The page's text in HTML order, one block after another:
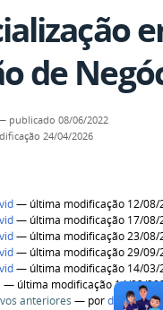
de
publicado 08/06/2022
24/04/2026
— última modificação 12/08/
— última modificação 17/08/
— última modificação 23/08/
— última modificação 29/09/
— última modificação 14/03/
— última modificação 14/03/
anteriores — por